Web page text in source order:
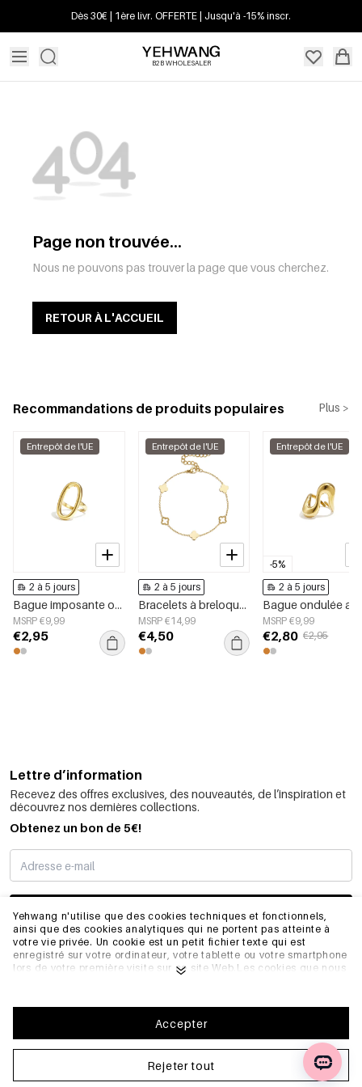
Dès 30€ | 1ère livr. OFFERTE | Jusqu'à -15% inscr.
B2B WHOLESALER
Yehwang n'utilise que des cookies techniques et fonctionnels,
ainsi que des cookies analytiques qui ne portent pas atteinte à
votre vie privée. Un cookie est un petit fichier texte qui est
enregistré sur votre ordinateur, votre tablette ou votre smartphone
lors de votre première visite sur ce site Web.Les cookies que nous
fonctionner correctement et de se souvenir, par exemple, de vos
préférences. Ils nous permettent également d'optimiser notre site
web.Pour vous assurer une bonne expérience de navigation et
d'achat sur Yehwang, nous vous recommandons d'accepter notre
désinscrire des cookies en ajustant les paramètres de votre
navigateur internet afin qu'il ne stocke plus les cookies. Vous
Rejeter tout
Accepter
Page non trouvée...
Nous ne pouvons pas trouver la page que vous cherchez.
RETOUR À L'ACCUEIL
Recommandations de produits populaires Plus >
Entrepôt de l'UE
2 à 5 jours
Bague imposante ovale et minimaliste
MSRP €9,99
€2,95
Entrepôt de l'UE
2 à 5 jours
Bracelets à breloques en acier inoxydable plaqué or 14 carats, collection Trèfle, style simple et quotidien, bijoux pour femmes
MSRP €14,99
€4,50
-5%
Entrepôt de l'UE
2 à 5 jours
MSRP €9,99
€2,80 €2,95
Lettre d’information
Recevez des offres exclusives, des nouveautés, de l’inspiration et
découvrez nos dernières collections.
Obtenez un bon de 5€!
JE M’INSCRIS
INFORMATIONS